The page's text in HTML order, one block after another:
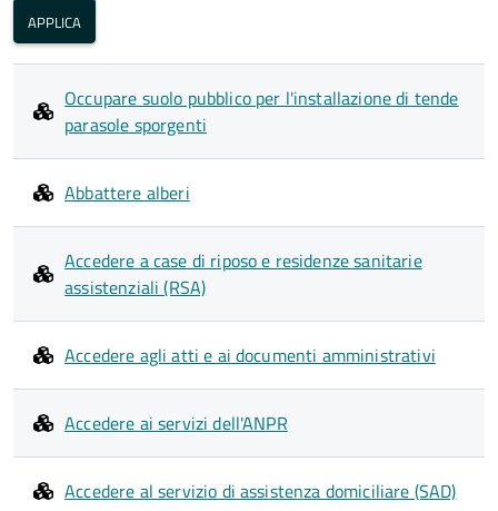
Occupare suolo pubblico per l'installazione di tende
parasole sporgenti
Abbattere alberi
Accedere a case di riposo e residenze sanitarie
assistenziali (RSA)
Accedere agli atti e ai documenti amministrativi
Accedere ai servizi dell'ANPR
Accedere al servizio di assistenza domiciliare (SAD)